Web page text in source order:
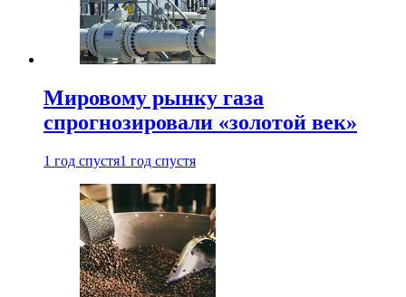
Мировому рынку газа
спрогнозировали «золотой век»
1 год спустя1 год спустя